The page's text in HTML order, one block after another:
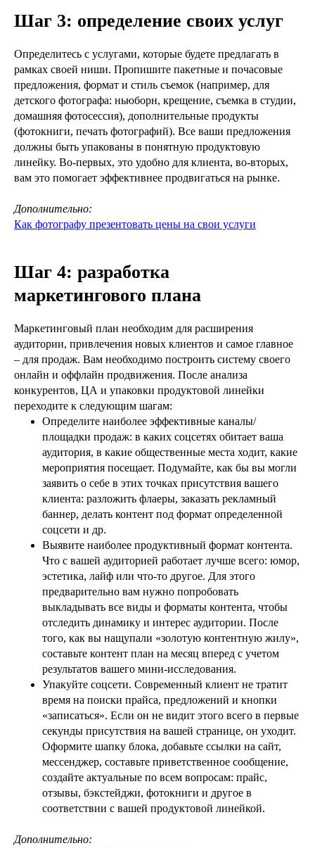
Шаг 3: определение своих услуг
Определитесь с услугами, которые будете предлагать в
рамках своей ниши. Пропишите пакетные и почасовые
предложения, формат и стиль съемок (например, для
детского фотографа: ньюборн, крещение, съемка в студии,
домашняя фотосессия), дополнительные продукты
(фотокниги, печать фотографий). Все ваши предложения
должны быть упакованы в понятную продуктовую
линейку. Во-первых, это удобно для клиента, во-вторых,
вам это помогает эффективнее продвигаться на рынке.
Дополнительно:
Как фотографу презентовать цены на свои услуги
Шаг 4: разработка
маркетингового плана
Маркетинговый план необходим для расширения
аудитории, привлечения новых клиентов и самое главное
– для продаж. Вам необходимо построить систему своего
онлайн и оффлайн продвижения. После анализа
конкурентов, ЦА и упаковки продуктовой линейки
переходите к следующим шагам:
Определите наиболее эффективные каналы/
площадки продаж: в каких соцсетях обитает ваша
аудитория, в какие общественные места ходит, какие
мероприятия посещает. Подумайте, как бы вы могли
заявить о себе в этих точках присутствия вашего
клиента: разложить флаеры, заказать рекламный
баннер, делать контент под формат определенной
соцсети и др.
Выявите наиболее продуктивный формат контента.
Что с вашей аудиторией работает лучше всего: юмор,
эстетика, лайф или что-то другое. Для этого
предварительно вам нужно попробовать
выкладывать все виды и форматы контента, чтобы
отследить динамику и интерес аудитории. После
того, как вы нащупали «золотую контентную жилу»,
составьте контент план на месяц вперед с учетом
результатов вашего мини-исследования.
Упакуйте соцсети. Современный клиент не тратит
время на поиски прайса, предложений и кнопки
«записаться». Если он не видит этого всего в первые
секунды присутствия на вашей странице, он уходит.
Оформите шапку блока, добавьте ссылки на сайт,
мессенджер, составьте приветственное сообщение,
создайте актуальные по всем вопросам: прайс,
отзывы, бэкстейджи, фотокниги и другое в
соответствии с вашей продуктовой линейкой.
Дополнительно: